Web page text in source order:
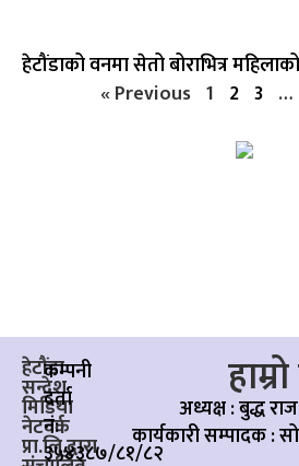
हेटौंडाको वनमा सेतो बोराभित्र
« Previous 1 2 3 …
हेटौंडा
सन्देश
मिडिया
नेटवर्क
प्रा.लि.द्वारा
कम्पनी
दर्ता
नं:
३५४३८७/८१/८२
अध्यक्ष : बुद्ध
कार्यकारी सम्पादक :